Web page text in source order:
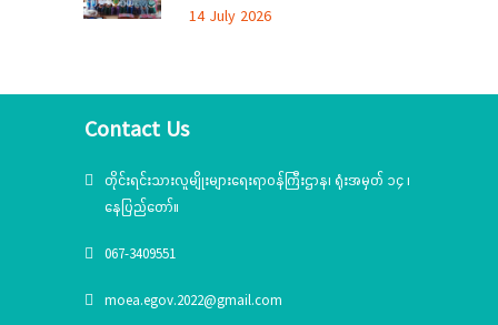
ပြုလုပ်
14 July 2026
Contact Us
တိုင်းရင်းသားလူမျိုးများရေးရာဝန်ကြီးဌာန၊ ရုံးအမှတ် ၁၄ ၊
နေပြည်တော်။
067-3409551
moea.egov.2022@gmail.com